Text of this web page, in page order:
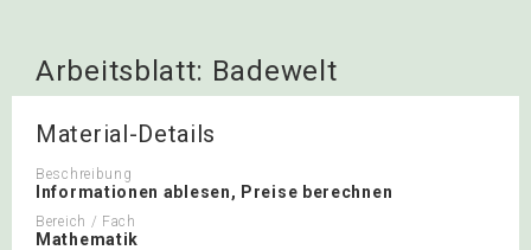
Arbeitsblatt: Badewelt
Material-Details
Beschreibung
Informationen ablesen, Preise berechnen
Bereich / Fach
Mathematik